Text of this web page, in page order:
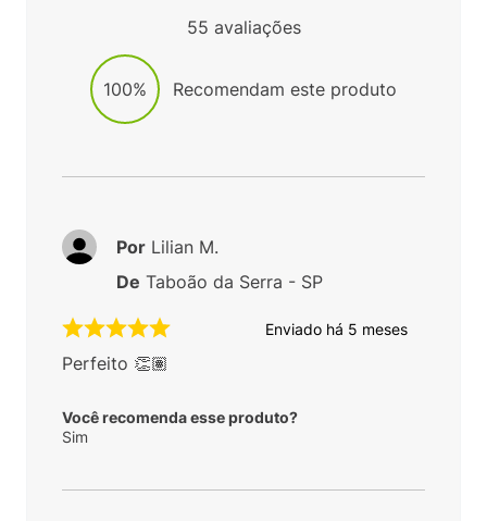
55 avaliações
100% Recomendam este produto
Enviado há 5 meses
Perfeito 👏🏽
Você recomenda esse produto?
Sim
Por Lilian M.
De Taboão da Serra - SP